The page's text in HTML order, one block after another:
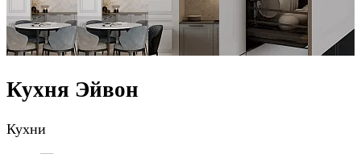
Кухня Эйвон
Кухни